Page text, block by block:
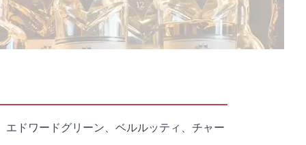
ドワードグリーン、ベルルッティ、チャー